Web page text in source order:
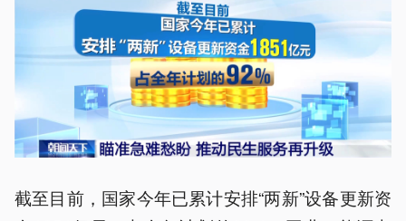
截至目前，国家今年已累计安排“两新”设备更新资